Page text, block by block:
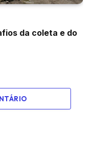
da coleta e do